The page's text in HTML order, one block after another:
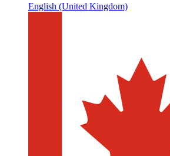
English (United Kingdom)